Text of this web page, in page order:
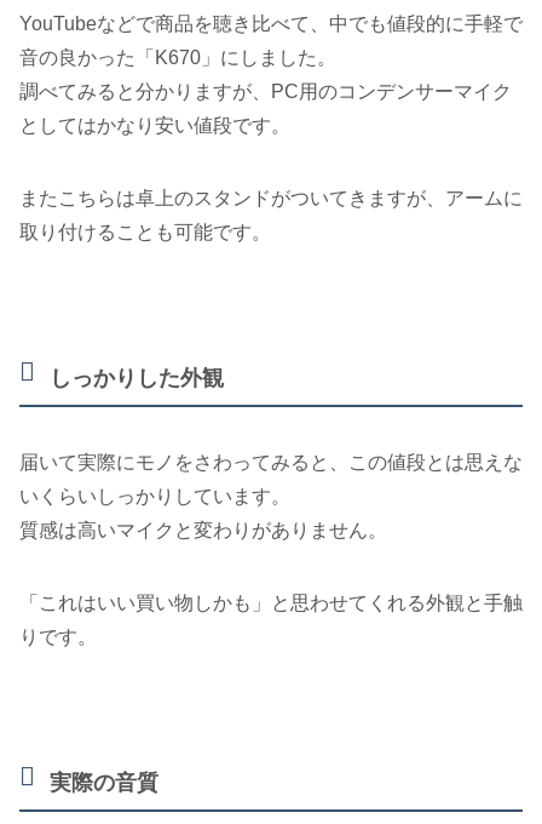
YouTubeなどで商品を聴き比べて、中でも値段的に手軽で
音の良かった「K670」にしました。
調べてみると分かりますが、PC用のコンデンサーマイク
としてはかなり安い値段です。
またこちらは卓上のスタンドがついてきますが、アームに
取り付けることも可能です。
しっかりした外観
届いて実際にモノをさわってみると、この値段とは思えな
いくらいしっかりしています。
質感は高いマイクと変わりがありません。
「これはいい買い物しかも」と思わせてくれる外観と手触
りです。
実際の音質